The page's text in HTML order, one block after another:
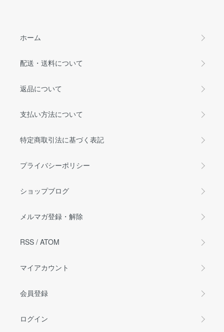
ホーム
配送・送料について
返品について
支払い方法について
特定商取引法に基づく表記
プライバシーポリシー
ショップブログ
メルマガ登録・解除
RSS / ATOM
マイアカウント
会員登録
ログイン